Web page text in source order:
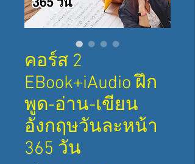
คอร์ส 2
EBook+iAudio ฝึก
พูด-อ่าน-เขียน
อังกฤษวันละหน้า
365 วัน